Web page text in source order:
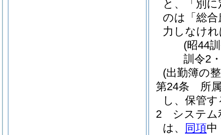
と、「別
のは「総
力しなけ
(昭44
訓令2
(出勤簿の
第24条
所
し、保管
2
システム
は、
同項中